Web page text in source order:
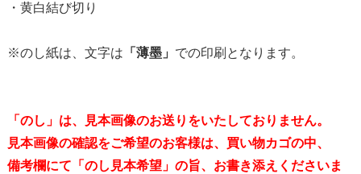
・黄白結び切り
※のし紙は、文字は 「薄墨」 での印刷となります。
「のし」は、見本画像のお送りをいたしておりません。
見本画像の確認をご希望のお客様は、買い物カゴの中、
備考欄にて「のし見本希望」の旨、お書き添えくださいま